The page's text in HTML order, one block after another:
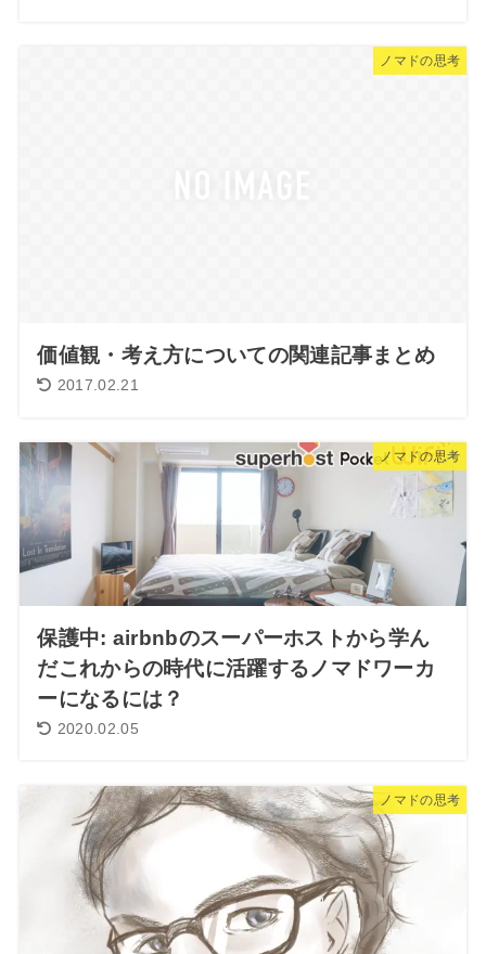
ノマドの思考
価値観・考え方についての関連記事まとめ
2017.02.21
ノマドの思考
保護中: airbnbのスーパーホストから学ん
だこれからの時代に活躍するノマドワーカ
ーになるには？
2020.02.05
ノマドの思考